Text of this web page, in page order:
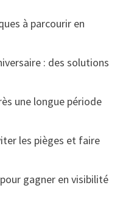
à parcourir en
: des solutions
une longue période
les pièges et faire
gagner en visibilité